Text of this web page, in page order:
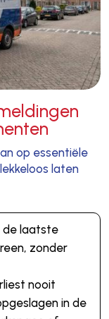
op essentiële
laten
de laatste
zonder
nooit
in de